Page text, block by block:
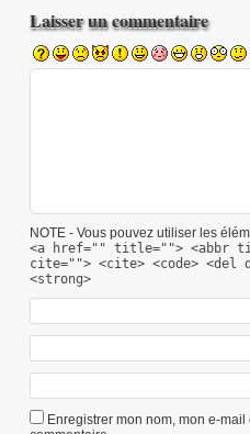
Laisser un commentaire
NOTE - Vous pouvez utiliser les
<a href="" title=""> <abbr
cite=""> <cite> <code> <del
<strong>
Enregistrer mon nom, mon e-